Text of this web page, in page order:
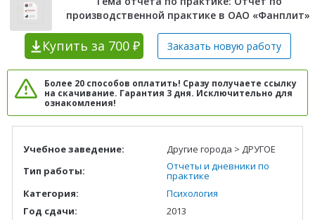
производственной практике в ОАО «Фанплит»
Купить за 700 ₽ Заказать новую работу
Более 20 способов оплатить! Сразу получаете ссылку
на скачивание. Гарантия 3 дня. Исключительно для
ознакомления!
Учебное заведение:
Другие города > ДРУГОЕ
Тип работы:
Отчеты и дневники по
практике
Категория:
Психология
Год сдачи:
2013